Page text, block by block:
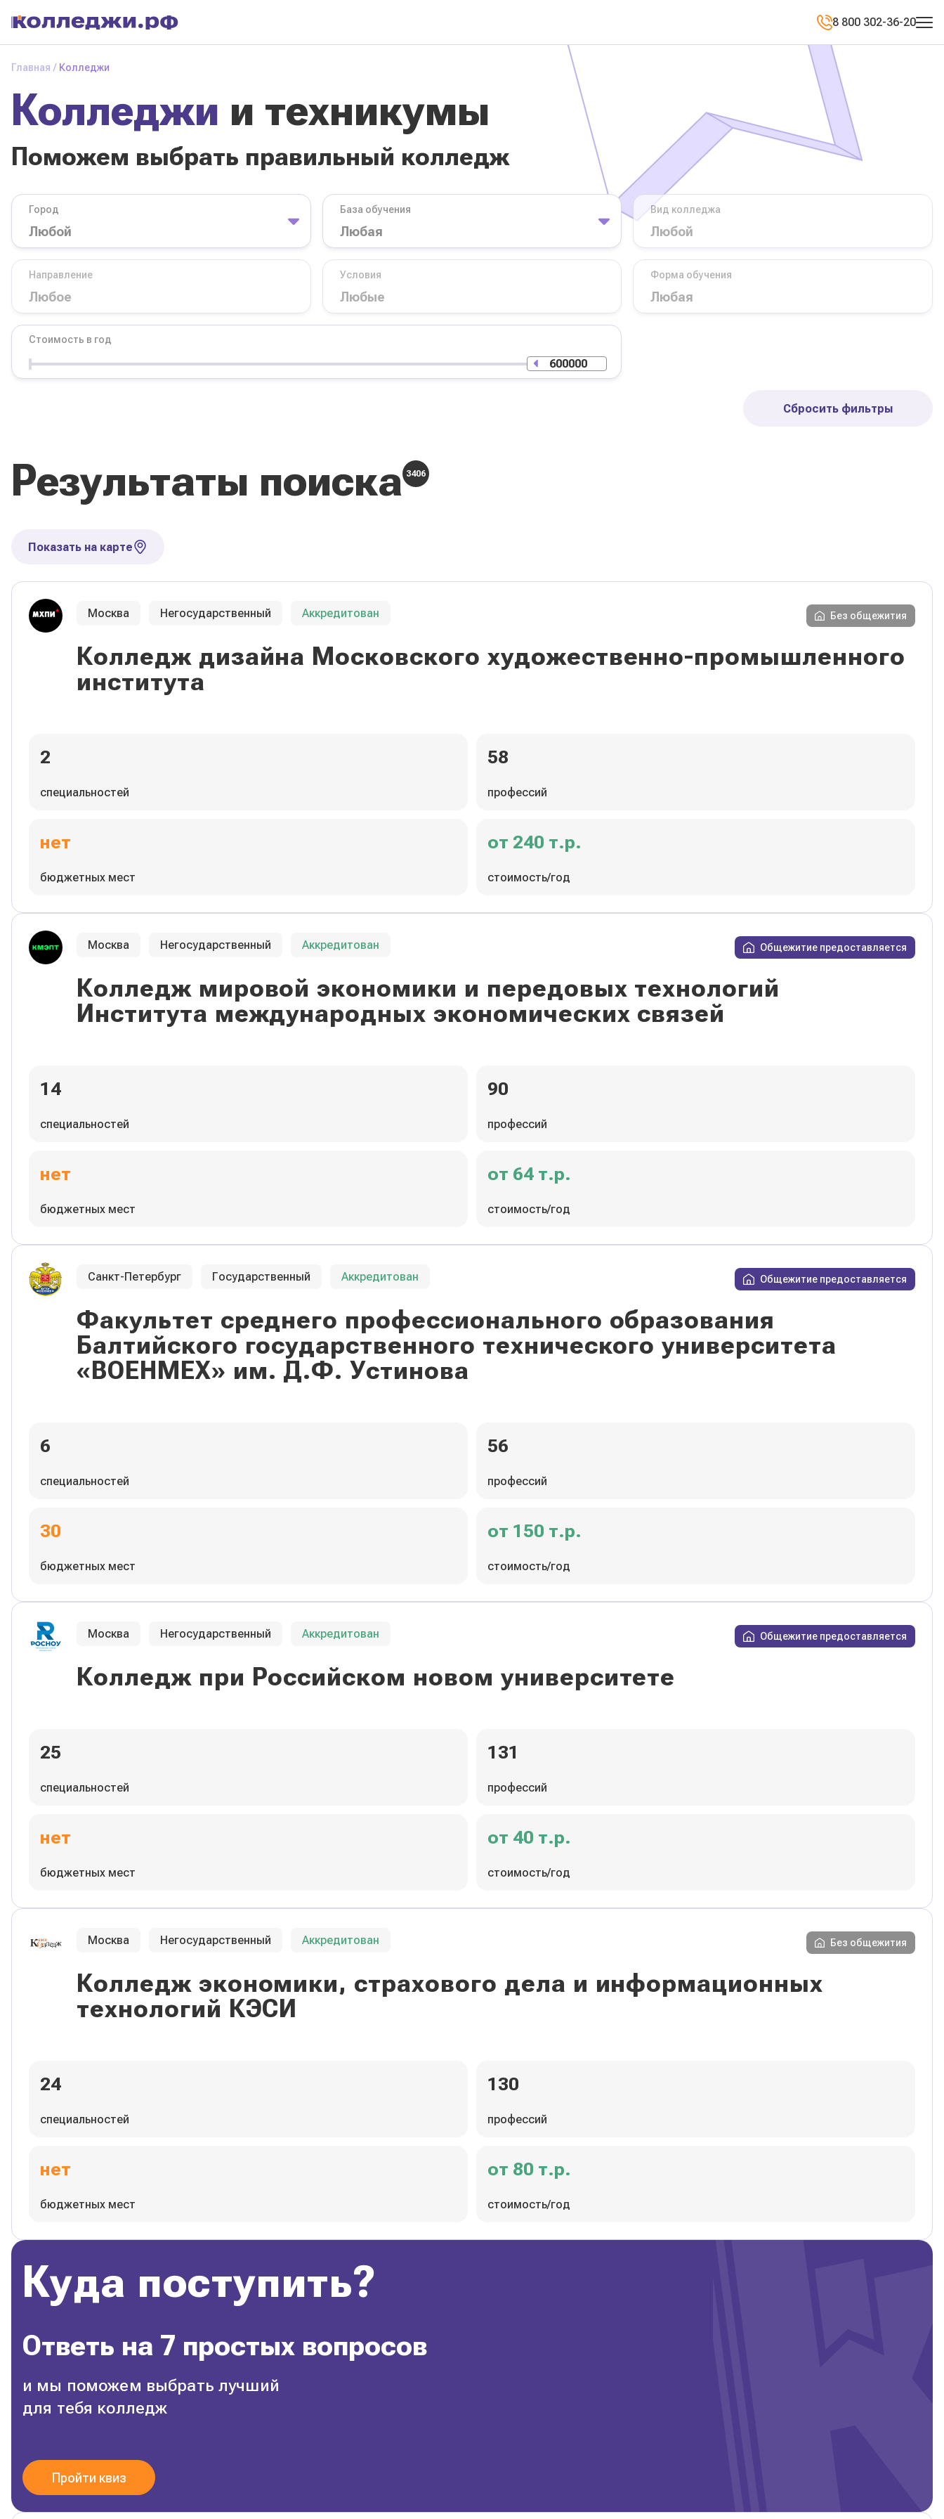
8 800 302-36-20
Главная Колледжи
Колледжи и техникумы
Поможем выбрать правильный колледж
Город База обучения Вид колледжа
Направление Условия Форма обучения
Стоимость в год
Сбросить фильтры
Результаты поиска 3406
Показать на карте
Москва Негосударственный Аккредитован Без общежития
Колледж дизайна Московского художественно-промышленного
института
2
специальностей
58
профессий
нет
бюджетных мест
от 240 т.р.
стоимость/год
Москва Негосударственный Аккредитован Общежитие предоставляется
Колледж мировой экономики и передовых технологий
Института международных экономических связей
14
специальностей
90
профессий
нет
бюджетных мест
от 64 т.р.
стоимость/год
Санкт-Петербург Государственный Аккредитован Общежитие предоставляется
Факультет среднего профессионального образования
Балтийского государственного технического университета
«ВОЕНМЕХ» им. Д.Ф. Устинова
6
специальностей
56
профессий
30
бюджетных мест
от 150 т.р.
стоимость/год
Москва Негосударственный Аккредитован Общежитие предоставляется
Колледж при Российском новом университете
25
специальностей
131
профессий
нет
бюджетных мест
от 40 т.р.
стоимость/год
Москва Негосударственный Аккредитован Без общежития
Колледж экономики, страхового дела и информационных
технологий КЭСИ
24
специальностей
130
профессий
нет
бюджетных мест
от 80 т.р.
стоимость/год
Куда поступить?
Ответь на 7 простых вопросов
и мы поможем выбрать лучший
для тебя колледж
Пройти квиз
Колледжии
техникумы
Поможем выбрать
правильный
колледж
Город
колледжа
Условия Форма обучения